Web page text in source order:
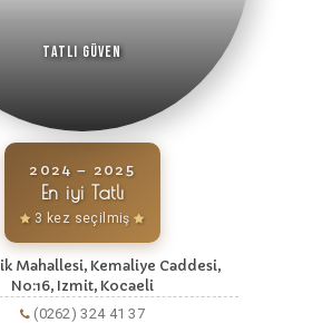
Tatlı Güven
2024 – 2025
En iyi Tatlı
3 kez seçilmiş
Mahallesi, Kemaliye Caddesi,
No:16, Izmit, Kocaeli
(0262) 324 41 37